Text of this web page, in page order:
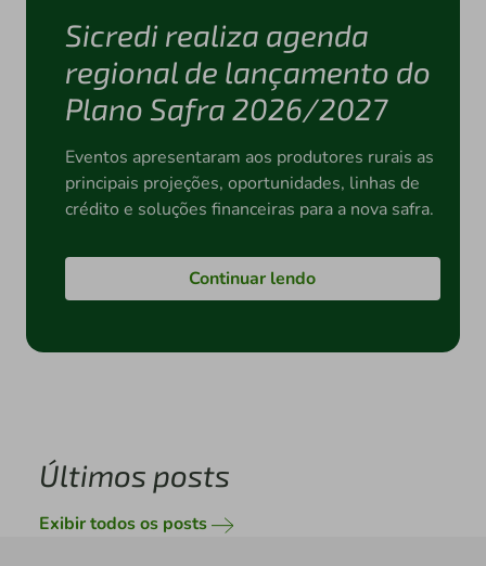
Sicredi realiza agenda
regional de lançamento do
Plano Safra 2026/2027
Eventos apresentaram aos produtores rurais as
principais projeções, oportunidades, linhas de
crédito e soluções financeiras para a nova safra.
Continuar lendo
Últimos posts
Exibir todos os posts